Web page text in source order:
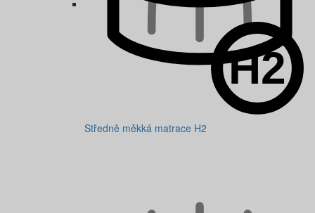
Středně měkká matrace H2